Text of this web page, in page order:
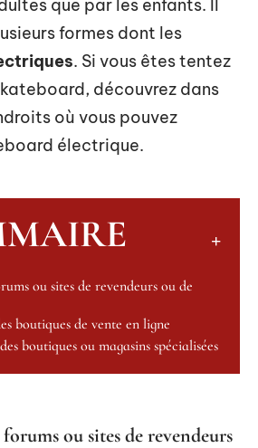
que par les enfants. Il
formes dont les
. Si vous êtes tentez
découvrez dans
où vous pouvez
électrique.
ou sites de revendeurs ou de
boutiques de vente en ligne
boutiques ou magasins spécialisées
ou sites de revendeurs